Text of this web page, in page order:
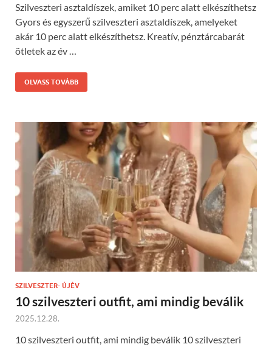
Szilveszteri asztaldíszek, amiket 10 perc alatt elkészíthetsz
Gyors és egyszerű szilveszteri asztaldíszek, amelyeket
akár 10 perc alatt elkészíthetsz. Kreatív, pénztárcabarát
ötletek az év …
OLVASS TOVÁBB
SZILVESZTER- ÚJÉV
10 szilveszteri outfit, ami mindig beválik
2025.12.28.
10 szilveszteri outfit, ami mindig beválik 10 szilveszteri